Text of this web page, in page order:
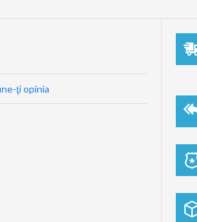
ţi opinia